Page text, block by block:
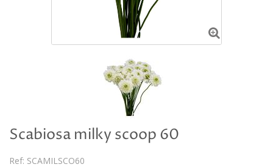
Scabiosa milky scoop 60
Ref: SCAMILSCO60